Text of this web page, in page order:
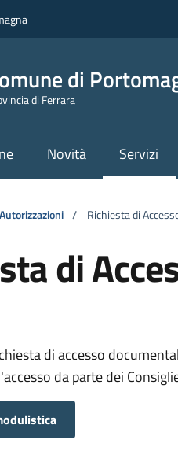
di
di Ferrara
Novità Servizi
Autorizzazioni / Richiesta di
di
di accesso
da parte dei